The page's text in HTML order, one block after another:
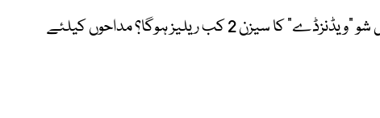
نیٹ فلکس کے مقبول شو "ویڈنزڈے" کا سیزن 2 کب ریلیز ہوگا؟ مداحوں کیلئے